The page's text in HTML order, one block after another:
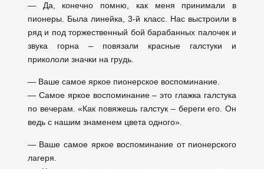
— Да, конечно помню, как меня принимали в
пионеры. Была линейка, 3-й класс. Нас выстроили в
ряд и под торжественный бой барабанных палочек и
звука горна – повязали красные галстуки и
прикололи значки на грудь.
— Ваше самое яркое пионерское воспоминание.
— Самое яркое воспоминание – это глажка галстука
по вечерам. «Как повяжешь галстук – береги его. Он
ведь с нашим знаменем цвета одного».
— Ваше самое яркое воспоминание от пионерского
лагеря.